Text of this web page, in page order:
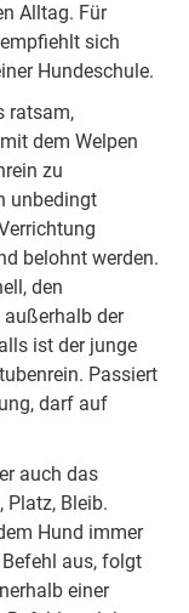
Alltag. Für
sich
Hundeschule.
ratsam,
dem Welpen
zu
unbedingt
belohnt werden.
den
der
ist der junge
Passiert
darf auf
auch das
Bleib.
Hund immer
aus, folgt
einer